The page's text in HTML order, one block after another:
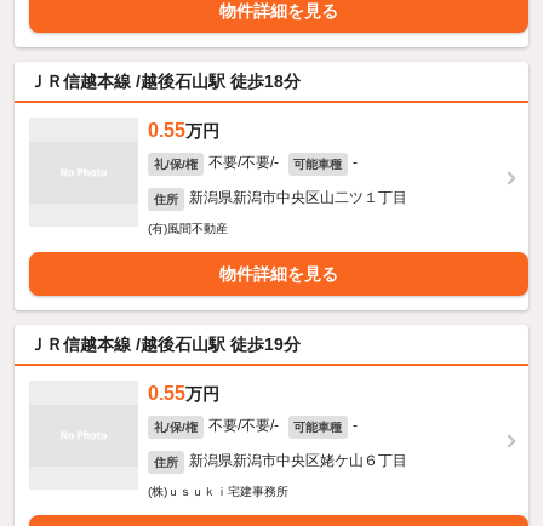
物件詳細を見る
ＪＲ信越本線 /越後石山駅 徒歩18分
0.55万円
礼/保/権 不要/不要/- 可能車種 -
住所 新潟県新潟市中央区山二ツ１丁目
(有)風間不動産
物件詳細を見る
ＪＲ信越本線 /越後石山駅 徒歩19分
0.55万円
礼/保/権 不要/不要/- 可能車種 -
住所 新潟県新潟市中央区姥ケ山６丁目
(株)ｕｓｕｋｉ宅建事務所